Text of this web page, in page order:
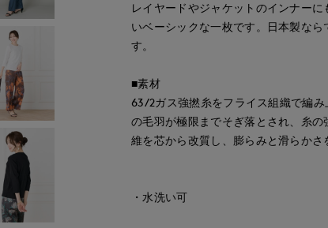
レイヤードやジャケットのインナー
いベーシックな一枚です。日本製な
す。
■素材
63/2ガス強撚糸をフライス組織で編
の毛羽が極限までそぎ落とされ、糸
維を芯から改質し、膨らみと滑らかさ
・水洗い可